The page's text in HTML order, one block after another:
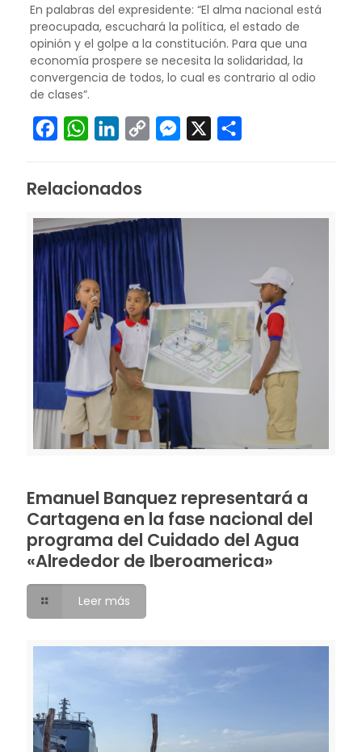
En palabras del expresidente: “El alma nacional está
preocupada, escuchará la política, el estado de
opinión y el golpe a la constitución. Para que una
economía prospere se necesita la solidaridad, la
convergencia de todos, lo cual es contrario al odio
de clases”.
FacebookWhatsAppLinkedIn
Copy
Messenger
Relacionados
Emanuel Banquez representará a
Cartagena en la fase nacional del
programa del Cuidado del Agua
«Alrededor de Iberoamerica»
Leer más